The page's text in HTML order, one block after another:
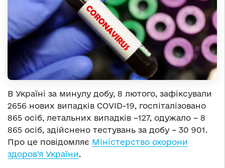
В Україні за минулу добу, 8 лютого, зафіксували
2656 нових випадків COVID-19, госпіталізовано
865 осіб, летальних випадків –127, одужало – 8
865 осіб, здійснено тестувань за добу – 30 901.
Про це повідомляє Міністерство охорони
здоров’я України